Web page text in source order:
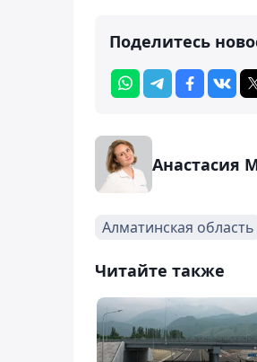
Поделитесь
Анастасия
Алматинская область
Читайте также